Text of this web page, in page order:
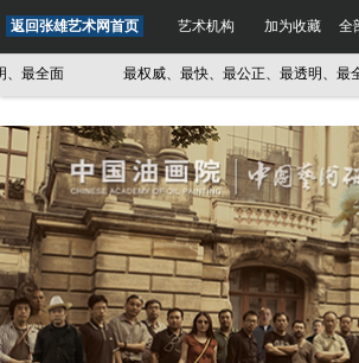
返回张雄艺术网首页 艺术机构 加为收藏 全
全面 最权威、最快、最公正、最透明、最全面